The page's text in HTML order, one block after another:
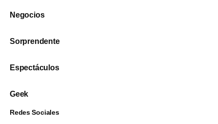
Negocios
Sorprendente
Espectáculos
Geek
Redes Sociales